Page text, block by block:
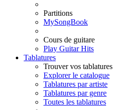
Partitions
MySongBook
Cours de guitare
Play Guitar Hits
Tablatures
Trouver vos tablatures
Explorer le catalogue
Tablatures par artiste
Tablatures par genre
Toutes les tablatures